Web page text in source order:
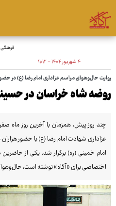
فرهنگی
۴ شهریور ۱۴۰۴ - ۱۱:۱۲
روایت حال‌وهوای مراسم عزاداری امام رضا (ع) در
روضه شاه خراسان در
چند روز پیش، همزمان با آخرین روز ماه
عزاداری شهادت امام رضا (ع) با حضور
امام خمینی (ره) برگزار شد. یکی از
اختصاصی برای «آگاه» نوشته است،